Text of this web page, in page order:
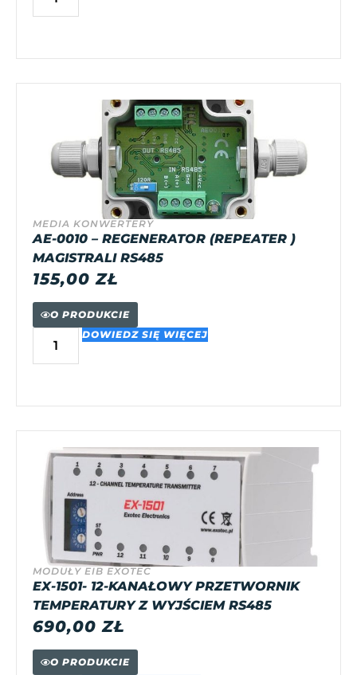
MEDIA KONWERTERY
AE-0010 – REGENERATOR (REPEATER )
MAGISTRALI RS485
155,00ZŁ
O PRODUKCIE
DOWIEDZ SIĘ WIĘCEJ
MODUŁY EIB EXOTEC
EX-1501- 12-KANAŁOWY PRZETWORNIK
TEMPERATURY Z WYJŚCIEM RS485
690,00ZŁ
O PRODUKCIE